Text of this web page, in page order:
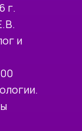
г.
и